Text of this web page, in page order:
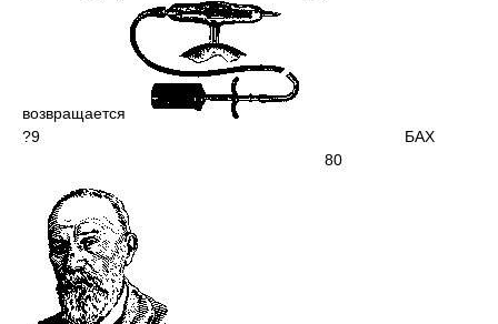
возвращается
?9
БАХ
80